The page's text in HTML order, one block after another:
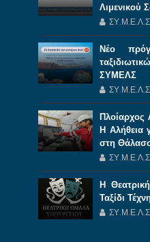
Λιμενικού
ΣΥ.Μ.Ε.Λ.Σ.
Νέο
ΣΥΜΕΛΣ
ΣΥ.Μ.Ε.Λ.Σ.
Η Αλήθεια
στη
ΣΥ.Μ.Ε.Λ.Σ.
Η
Ταξίδι
ΣΥ.Μ.Ε.Λ.Σ.